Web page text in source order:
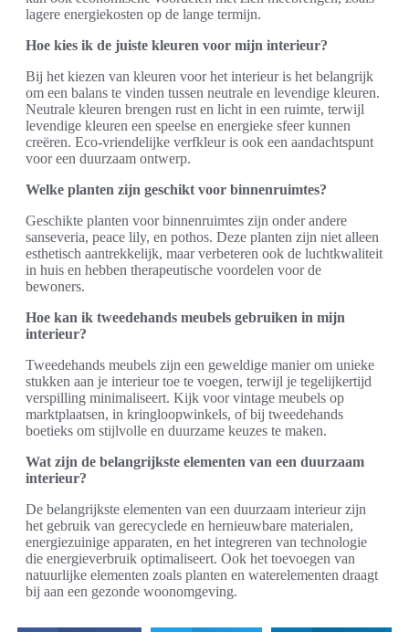
lagere energiekosten op de lange termijn.
Hoe kies ik de juiste kleuren voor mijn interieur?
Bij het kiezen van kleuren voor het interieur is het belangrijk
om een balans te vinden tussen neutrale en levendige kleuren.
Neutrale kleuren brengen rust en licht in een ruimte, terwijl
levendige kleuren een speelse en energieke sfeer kunnen
creëren. Eco-vriendelijke verfkleur is ook een aandachtspunt
voor een duurzaam ontwerp.
Welke planten zijn geschikt voor binnenruimtes?
Geschikte planten voor binnenruimtes zijn onder andere
sanseveria, peace lily, en pothos. Deze planten zijn niet alleen
esthetisch aantrekkelijk, maar verbeteren ook de luchtkwaliteit
in huis en hebben therapeutische voordelen voor de
bewoners.
Hoe kan ik tweedehands meubels gebruiken in mijn
interieur?
Tweedehands meubels zijn een geweldige manier om unieke
stukken aan je interieur toe te voegen, terwijl je tegelijkertijd
verspilling minimaliseert. Kijk voor vintage meubels op
marktplaatsen, in kringloopwinkels, of bij tweedehands
boetieks om stijlvolle en duurzame keuzes te maken.
Wat zijn de belangrijkste elementen van een duurzaam
interieur?
De belangrijkste elementen van een duurzaam interieur zijn
het gebruik van gerecyclede en hernieuwbare materialen,
energiezuinige apparaten, en het integreren van technologie
die energieverbruik optimaliseert. Ook het toevoegen van
natuurlijke elementen zoals planten en waterelementen draagt
bij aan een gezonde woonomgeving.